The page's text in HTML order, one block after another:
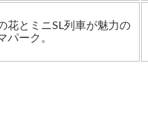
花とミニSL列車が魅力の
パーク。